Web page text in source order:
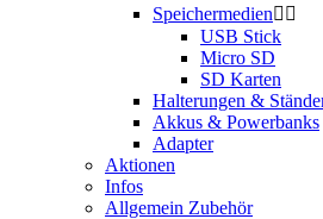
Speichermedien 
USB Stick
Micro SD
SD Karten
Halterungen &
Akkus & Powerbanks
Adapter
Aktionen
Infos
Allgemein Zubehör